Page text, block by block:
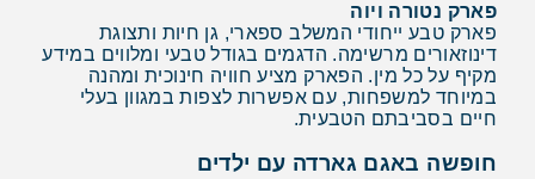
פארק נטורה ויוה
פארק טבע ייחודי המשלב ספארי, גן חיות ותצוגת
דינוזאורים מרשימה. הדגמים בגודל טבעי ומלווים במידע
מקיף על כל מין. הפארק מציע חוויה חינוכית ומהנה
במיוחד למשפחות, עם אפשרות לצפות במגוון בעלי
חיים בסביבתם הטבעית.
חופשה באגם גארדה עם ילדים